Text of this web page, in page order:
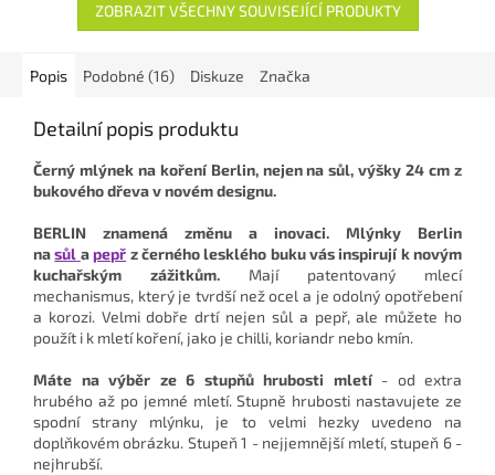
ZOBRAZIT VŠECHNY SOUVISEJÍCÍ PRODUKTY
Popis Podobné (16) Diskuze Značka
Detailní popis produktu
Černý mlýnek na koření Berlin, nejen na sůl, výšky 24 cm z
bukového dřeva v novém designu.
BERLIN znamená změnu a inovaci. Mlýnky Berlin
nasůl apepř z černého lesklého buku vás inspirují k novým
kuchařským zážitkům. Mají patentovaný mlecí
mechanismus, který je tvrdší než ocel a je odolný opotřebení
a korozi. Velmi dobře drtí nejen sůl a pepř, ale můžete ho
použít i k mletí koření, jako je chilli, koriandr nebo kmín.
Máte na výběr ze 6 stupňů hrubosti mletí - od extra
hrubého až po jemné mletí. Stupně hrubosti nastavujete ze
spodní strany mlýnku, je to velmi hezky uvedeno na
doplňkovém obrázku. Stupeň 1 - nejjemnější mletí, stupeň 6 -
nejhrubší.